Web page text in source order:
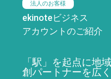
法人のお客様
ekinoteビジネス
アカウントのご紹介
「駅」を起点に地
創パートナーを広